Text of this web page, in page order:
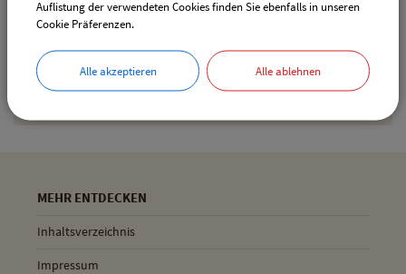
Geltinger Str. 18
85652 Pliening
MEHR ENTDECKEN
Inhaltsverzeichnis
Impressum
Auflistung der verwendeten Cookies finden Sie ebenfalls in unseren
Cookie Präferenzen.
Alle akzeptieren Alle ablehnen